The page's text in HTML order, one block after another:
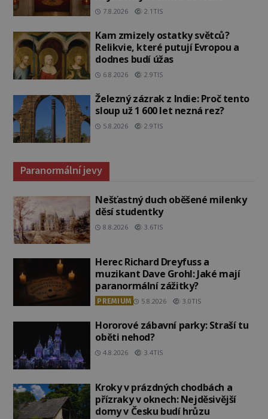
7.8.2026 2.1TIS
Kam zmizely ostatky světců?
Relikvie, které putují Evropou a
dodnes budí úžas
6.8.2026 2.9TIS
Železný zázrak z Indie: Proč tento
sloup už 1 600 let nezná rez?
5.8.2026 2.9TIS
Paranormální jevy
Nešťastný duch oběšené milenky
děsí studentky
8.8.2026 3.6TIS
Herec Richard Dreyfuss a
muzikant Dave Grohl: Jaké mají
paranormální zážitky?
PREMIUM 5.8.2026 3.0TIS
Hororové zábavní parky: Straší tu
oběti nehod?
4.8.2026 3.4TIS
Kroky v prázdných chodbách a
přízraky v oknech: Nejděsivější
domy v Česku budí hrůzu